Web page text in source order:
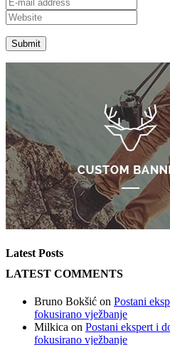
Latest Posts
LATEST COMMENTS
Bruno Bokšić on Postani
fokusirano vježbanje
Milkica on Postani ekspert i
fokusirano vježbanje